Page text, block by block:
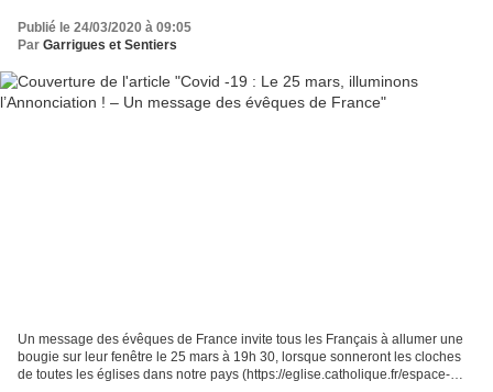
Publié le 24/03/2020 à 09:05
Par Garrigues et Sentiers
Un message des évêques de France invite tous les Français à allumer une
bougie sur leur fenêtre le 25 mars à 19h 30, lorsque sonneront les cloches
de toutes les églises dans notre pays (https://eglise.catholique.fr/espace-